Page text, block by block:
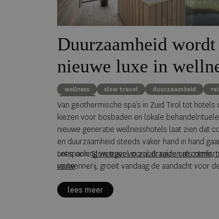
Duurzaamheid wordt
nieuwe luxe in
wellness slow travel duurzaamheid
Eco Luxe
Van geothermische spa’s in Zuid Tirol tot hotels
kiezen voor bosbaden en lokale
nieuwe generatie wellnesshotels laat zien dat
en duurzaamheid steeds vaker hand in hand
ontspanning vroeger vooral draaide om
verwennerij, groeit vandaag de aandacht voor
natuurlijke hulpbronnen. Tegelijkertijd laten
Lees ook:Slow travel in 2026: reizen als ritme,
route
lees meer